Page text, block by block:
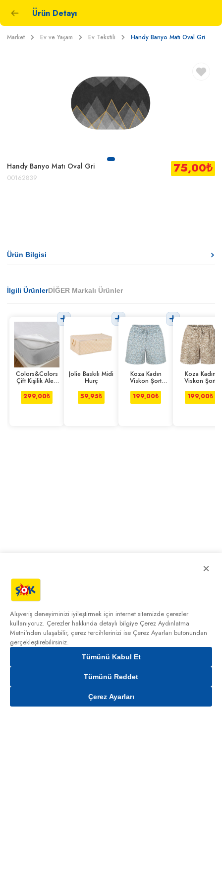
Ürün Detayı
Market Ev ve Yaşam Ev Tekstili Handy Banyo Matı Oval Gri
Handy Banyo Matı Oval Gri
00162839
75,00₺
Gelince Haber Ver
Ürün Bilgisi
İlgili ÜrünlerDİĞER Markalı Ürünler
Colors&Colors
Çift Kişilik Alez
299,00₺
Jolie Baskılı Midi
Hurç
59,95₺
Koza Kadın
Viskon Şort
199,00₺
Koza Kadın
Viskon Şort
199,00₺
×
Alışveriş deneyiminizi iyileştirmek için internet sitemizde çerezler
kullanıyoruz. Çerezler hakkında detaylı bilgiye Çerez Aydınlatma
Metni'nden ulaşabilir, çerez tercihlerinizi ise Çerez Ayarları butonundan
gerçekleştirebilirsiniz.
Tümünü Kabul Et
Tümünü Reddet
Çerez Ayarları